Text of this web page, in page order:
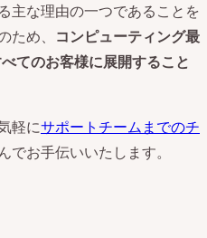
主な理由の一つであることを
め、 コンピューティング最
てのお客様に展開すること
軽にサポートチームまでのチ
でお手伝いいたします。